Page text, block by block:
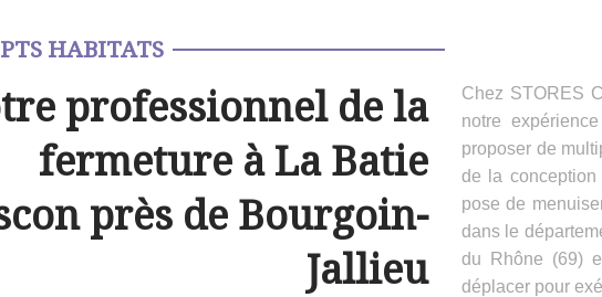
HABITATS
professionnel de la
fermeture à La Batie
près de Bourgoin-
Jallieu
Chez STORES
notre
proposer de
de la
pose de
dans le
du Rhône (69)
déplacer pour